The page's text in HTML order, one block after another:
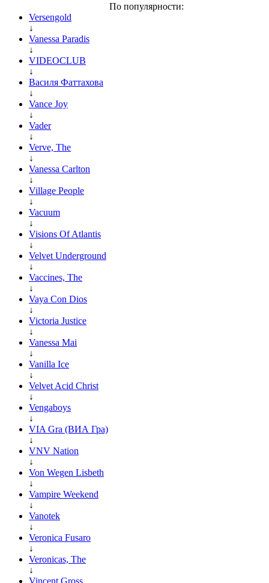
По популярности:
Versengold
↓
Vanessa Paradis
↓
VIDEOCLUB
↓
Василя Фаттахова
↓
Vance Joy
↓
Vader
↓
Verve, The
↓
Vanessa Carlton
↓
Village People
↓
Vacuum
↓
Visions Of Atlantis
↓
Velvet Underground
↓
Vaccines, The
↓
Vaya Con Dios
↓
Victoria Justice
↓
Vanessa Mai
↓
Vanilla Ice
↓
Velvet Acid Christ
↓
Vengaboys
↓
VIA Gra (ВИА Гра)
↓
VNV Nation
↓
Von Wegen Lisbeth
↓
Vampire Weekend
↓
Vanotek
↓
Veronica Fusaro
↓
Veronicas, The
↓
Vincent Gross